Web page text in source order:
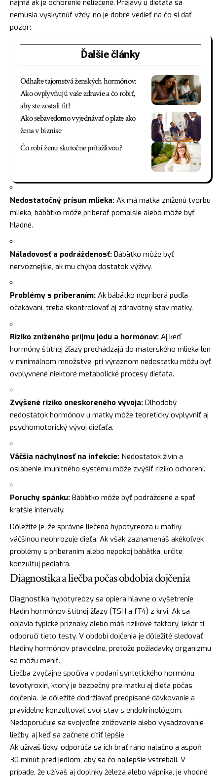
najmä ak je ochorenie neliečené. Prejavy u dieťaťa sa
nemusia vyskytnúť vždy, no je dobré vedieť na čo si dať
pozor:
Ďalšie články
Odhaľte tajomstvá ženských hormónov:
Ako ovplyvňujú vaše zdravie a čo robiť,
aby ste zostali fit!
Ako sebavedomo vyjednávať o plate ako
žena v biznise
Čo robí ženu skutočne príťažlivou?
Nedostatočný prísun mlieka: Ak má matka zníženú tvorbu
mlieka, bábätko môže priberať pomalšie alebo môže byť
hladné.
Náladovosť a podráždenosť: Bábätko môže byť
nervóznejšie, ak mu chýba dostatok výživy.
Problémy s priberaním: Ak bábätko nepriberá podľa
očakávaní, treba skontrolovať aj zdravotný stav matky.
Riziko zníženého príjmu jódu a hormónov: Aj keď
hormóny štítnej žľazy prechádzajú do materského mlieka len
v minimálnom množstve, pri výraznom nedostatku môžu byť
ovplyvnené niektoré metabolické procesy dieťaťa.
Zvýšené riziko oneskoreného vývoja: Dlhodobý
nedostatok hormónov u matky môže teoreticky ovplyvniť aj
psychomotorický vývoj dieťaťa.
Väčšia náchylnosť na infekcie: Nedostatok živín a
oslabenie imunitného systému môže zvýšiť riziko ochorení.
Poruchy spánku: Bábätko môže byť podráždené a spať
kratšie intervaly.
Dôležité je, že správne liečená hypotyreóza u matky
väčšinou neohrozuje dieťa. Ak však zaznamenáš akékoľvek
problémy s priberaním alebo nepokoj bábätka, určite
konzultuj pediatra.
Diagnostika a liečba počas obdobia dojčenia
Diagnostika hypotyreózy sa opiera hlavne o vyšetrenie
hladín hormónov štítnej žľazy (TSH a fT4) z krvi. Ak sa
objavia typické príznaky alebo máš rizikové faktory, lekár ti
odporučí tieto testy. V období dojčenia je dôležité sledovať
hladiny hormónov pravidelne, pretože požiadavky organizmu
sa môžu meniť.
Liečba zvyčajne spočíva v podaní syntetického hormónu
levotyroxín, ktorý je bezpečný pre matku aj dieťa počas
dojčenia. Je dôležité dodržiavať predpísané dávkovanie a
pravidelne konzultovať svoj stav s endokrinológom.
Nedoporučuje sa svojvoľné znižovanie alebo vysadzovanie
liečby, aj keď sa začnete cítiť lepšie.
Ak užívaš lieky, odporúča sa ich brať ráno nalačno a aspoň
30 minút pred jedlom, aby sa čo najlepšie vstrebali. V
prípade, že užívaš aj doplnky železa alebo vápnika, je vhodné